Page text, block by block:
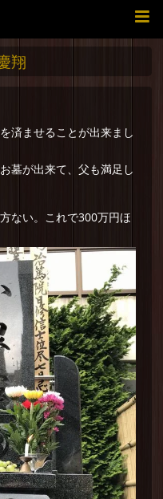
翔
済ませることが出来まし
墓が出来て、父も満足し
ない。これで300万円ほ